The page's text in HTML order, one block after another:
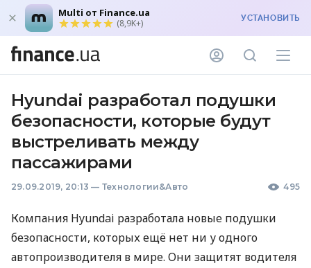
Multi от Finance.ua
(8,9K+) УСТАНОВИТЬ
Hyundai разработал подушки
безопасности, которые будут
выстреливать между
пассажирами
29.09.2019, 20:13 — Технологии&Авто 495
Компания Hyundai разработала новые подушки
безопасности, которых ещё нет ни у одного
автопроизводителя в мире. Они защитят водителя